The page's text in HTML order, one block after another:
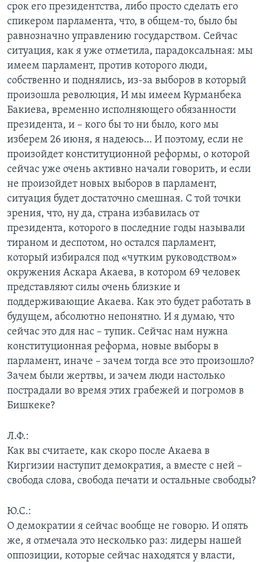
срок его президентства, либо просто сделать его
спикером парламента, что, в общем-то, было бы
равнозначно управлению государством. Сейчас
ситуация, как я уже отметила, парадоксальная: мы
имеем парламент, против которого люди,
собственно и поднялись, из-за выборов в который
произошла революция, И мы имеем Курманбека
Бакиева, временно исполняющего обязанности
президента, и – кого бы то ни было, кого мы
изберем 26 июня, я надеюсь… И поэтому, если не
произойдет конституционной реформы, о которой
сейчас уже очень активно начали говорить, и если
не произойдет новых выборов в парламент,
ситуация будет достаточно смешная. С той точки
зрения, что, ну да, страна избавилась от
президента, которого в последние годы называли
тираном и деспотом, но остался парламент,
который избирался под «чутким руководством»
окружения Аскара Акаева, в котором 69 человек
представляют силы очень близкие и
поддерживающие Акаева. Как это будет работать в
будущем, абсолютно непонятно. И я думаю, что
сейчас это для нас – тупик. Сейчас нам нужна
конституционная реформа, новые выборы в
парламент, иначе – зачем тогда все это произошло?
Зачем были жертвы, и зачем люди настолько
пострадали во время этих грабежей и погромов в
Бишкеке?
Л.Ф.:
Как вы считаете, как скоро после Акаева в
Киргизии наступит демократия, а вместе с ней –
свобода слова, свобода печати и остальные свободы?
Ю.С.:
О демократии я сейчас вообще не говорю. И опять
же, я отмечала это несколько раз: лидеры нашей
оппозиции, которые сейчас находятся у власти,